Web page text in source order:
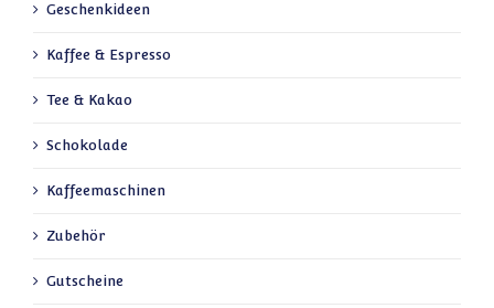
Geschenkideen
Kaffee & Espresso
Tee & Kakao
Schokolade
Kaffeemaschinen
Zubehör
Gutscheine